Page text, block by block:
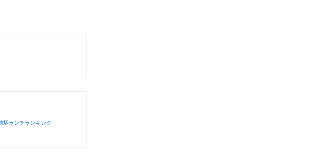
駅ランチランキング